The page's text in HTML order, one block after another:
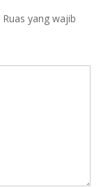
Ruas yang wajib